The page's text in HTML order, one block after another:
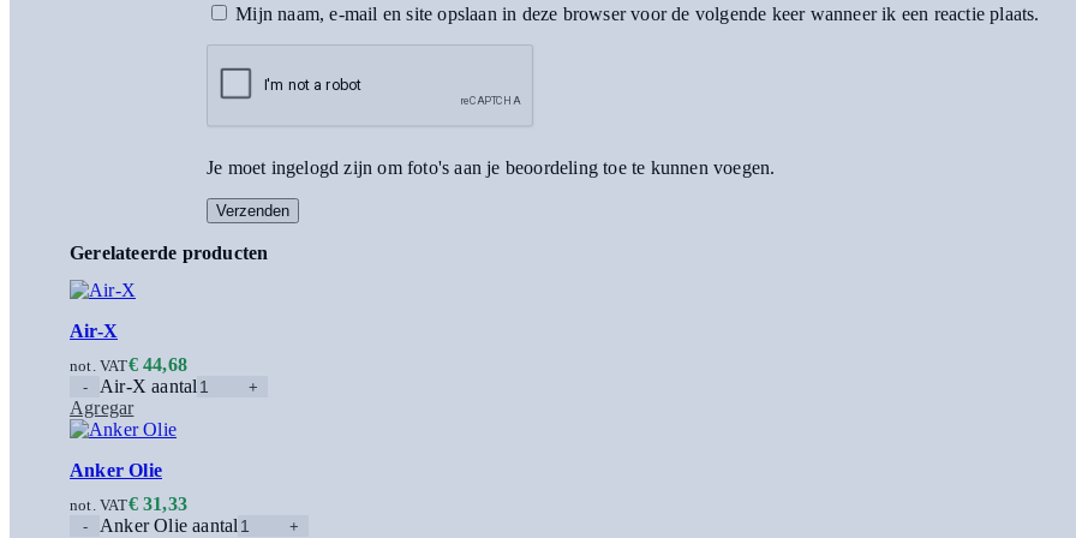
Mijn naam, e-mail en site opslaan in deze browser voor de volgende keer wanneer ik een reactie plaats.
Je moet ingelogd zijn om foto's aan je beoordeling toe te kunnen voegen.
Gerelateerde producten
Air-X
€44,68
not. VAT
Air-X aantal
Agregar
Anker Olie
€31,33
not. VAT
Anker Olie aantal